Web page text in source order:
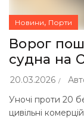
Новини, Порти
Ворог
судна на
20.03.2026
Уночі проти 20
цивільні